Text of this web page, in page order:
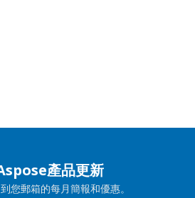
產品更新
您郵箱的每月簡報和優惠。